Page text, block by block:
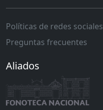
Políticas de redes sociales
Preguntas frecuentes
Aliados